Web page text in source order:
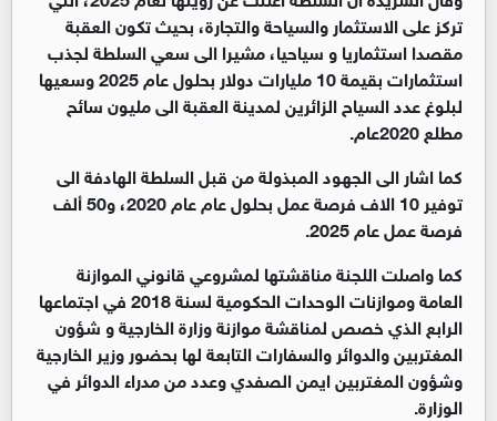
تركز على الاستثمار والسياحة والتجارة، بحيث تكون العقبة
مقصدا استثماريا و سياحيا، مشيرا الى سعي السلطة لجذب
استثمارات بقيمة 10 مليارات دولار بحلول عام 2025 وسعيها
لبلوغ عدد السياح الزائرين لمدينة العقبة الى مليون سائح
مطلع 2020عام.
كما اشار الى الجهود المبذولة من قبل السلطة الهادفة الى
توفير 10 الاف فرصة عمل بحلول عام عام 2020، و50 ألف
فرصة عمل عام 2025.
كما واصلت اللجنة مناقشتها لمشروعي قانوني الموازنة
العامة وموازنات الوحدات الحكومية لسنة 2018 في اجتماعها
الرابع الذي خصص لمناقشة موازنة وزارة الخارجية و شؤون
المغتربين والدوائر والسفارات التابعة لها بحضور وزير الخارجية
وشؤون المغتربين ايمن الصفدي وعدد من مدراء الدوائر في
الوزارة.